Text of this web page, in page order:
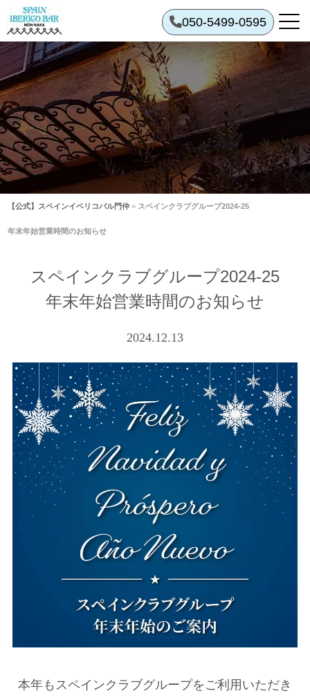
050-5499-0595
【公式】スペインイベリコバル門仲 > スペインクラブグループ2024-25
年末年始営業時間のお知らせ
スペインクラブグループ2024-25
年末年始営業時間のお知らせ
2024.12.13
本年もスペインクラブグループをご利用いただき